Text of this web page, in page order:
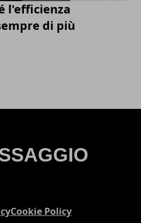
l'efficienza
di più
Cookie Policy